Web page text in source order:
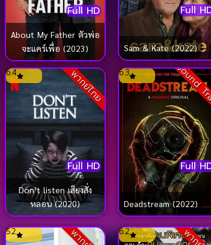
Full HD
About My Father ตัวพ่อ
จะแคร์เพื่อ (2023)
Full
Sam & Kate (2022)
พากย์ไทย
Full HD
6.4
Don’t listen เสียงสั่ง
หลอน (2020)
Sound
Full
6.3
Deadstream (2022)
5.2 6.2